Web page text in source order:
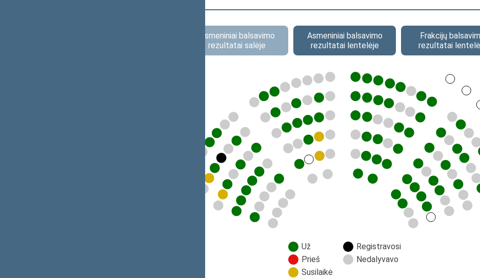
Asmeniniai balsavimo
rezultatai salėje
Asmeniniai balsavimo
rezultatai lentelėje
Frakcijų
rezultatai
Už
Prieš
Susilaikė
Registravosi
Nedalyvavo